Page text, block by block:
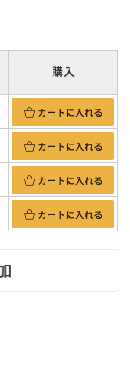
購入